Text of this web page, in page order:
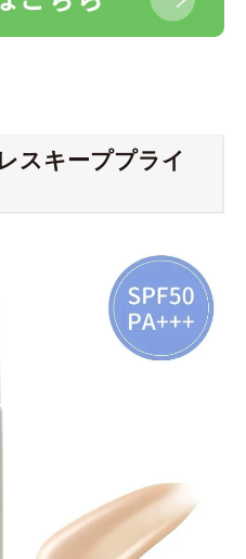
スキーププライ